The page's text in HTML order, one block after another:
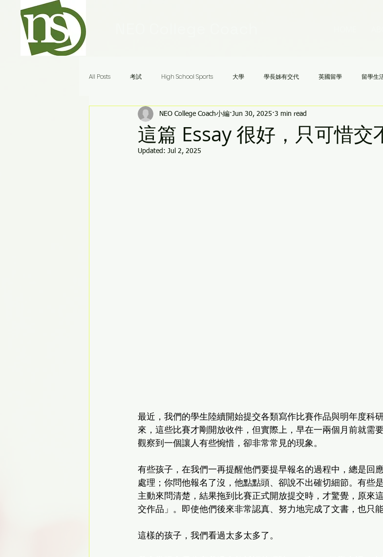
All Posts 考試 High School Sports 大學 學長姊有交代 英國留學 留學生
Ivy League Schools 申請 美國高中 NCAA 文理學院
Audrey老師八分鐘答疑
這篇 Essay 很好，只可惜交
NEO College Coach小編 Jun 30, 2025 3 min read
Updated: Jul 2, 2025
最近，我們的學生陸續開始提交各類寫作比賽作品與明年度科
來，這些比賽才剛開放收件，但實際上，早在一兩個月前就需
觀察到一個讓人有些惋惜，卻非常常見的現象。
有些孩子，在我們一再提醒他們要提早報名的過程中，總是回
處理；你問他報名了沒，他點點頭、卻說不出確切細節。有些
主動來問清楚，結果拖到比賽正式開放提交時，才驚覺，原來
交作品」。即使他們後來非常認真、努力地完成了文書，也只
這樣的孩子，我們看過太多太多了。